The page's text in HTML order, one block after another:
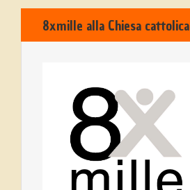
8xmille alla Chiesa cattolica